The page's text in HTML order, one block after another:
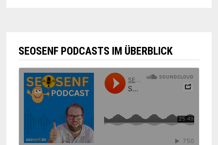
SEOSENF PODCASTS IM ÜBERBLICK